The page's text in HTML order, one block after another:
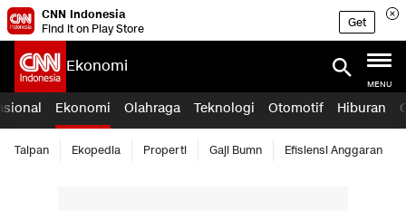
CNN Indonesia
Find it on Play Store
Get
Ekonomi
MENU
Ekonomi Olahraga Teknologi Otomotif Hiburan
Taipan Ekopedia Properti Gaji Bumn Efisiensi Anggaran